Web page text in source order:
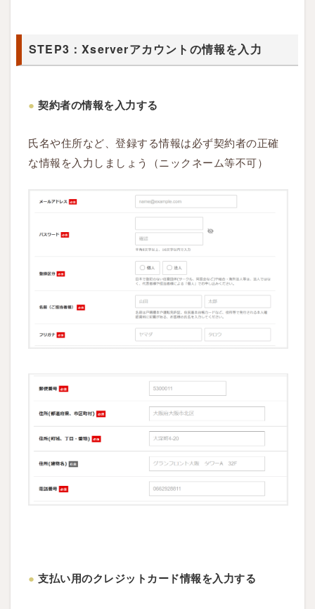
STEP3：Xserverアカウントの情報を入力
● 契約者の情報を入力する
氏名や住所など、登録する情報は必ず契約者の正確
な情報を入力しましょう（ニックネーム等不可）
● 支払い用のクレジットカード情報を入力する